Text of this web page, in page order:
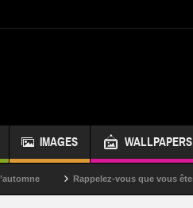
IMAGES WALLPAPERS
Rappelez-vous que vous êtes super !